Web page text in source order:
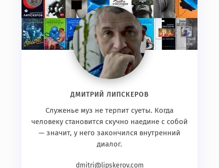
ДМИТРИЙ ЛИПСКЕРОВ
Служенье муз не терпит суеты. Когда
человеку становится скучно наедине с собой
— значит, у него закончился внутренний
диалог.
dmitri@lipskerov.com